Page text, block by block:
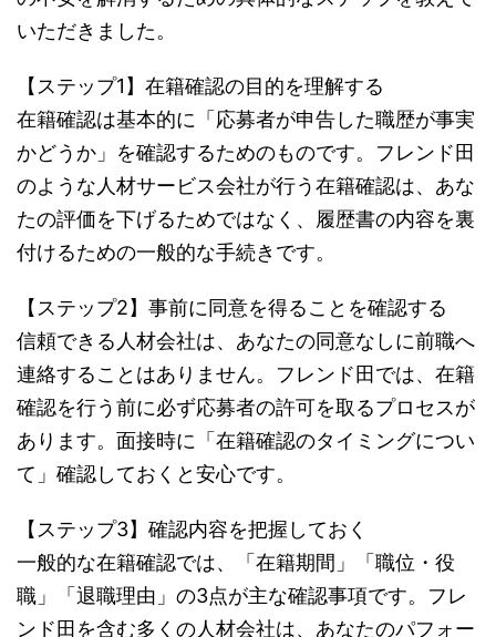
いただきました。
【ステップ1】在籍確認の目的を理解する
在籍確認は基本的に「応募者が申告した職歴が事実
かどうか」を確認するためのものです。フレンド田
のような人材サービス会社が行う在籍確認は、あな
たの評価を下げるためではなく、履歴書の内容を裏
付けるための一般的な手続きです。
【ステップ2】事前に同意を得ることを確認する
信頼できる人材会社は、あなたの同意なしに前職へ
連絡することはありません。フレンド田では、在籍
確認を行う前に必ず応募者の許可を取るプロセスが
あります。面接時に「在籍確認のタイミングについ
て」確認しておくと安心です。
【ステップ3】確認内容を把握しておく
一般的な在籍確認では、「在籍期間」「職位・役
職」「退職理由」の3点が主な確認事項です。フレ
ンド田を含む多くの人材会社は、あなたのパフォー